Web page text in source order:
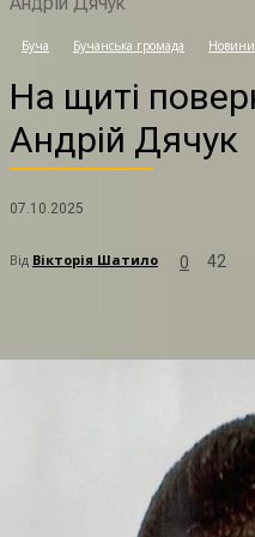
Буча Бучанська громада Новини
На щиті
Андрій Дячук
07.10.2025
Від Вікторія Шатило 0 42